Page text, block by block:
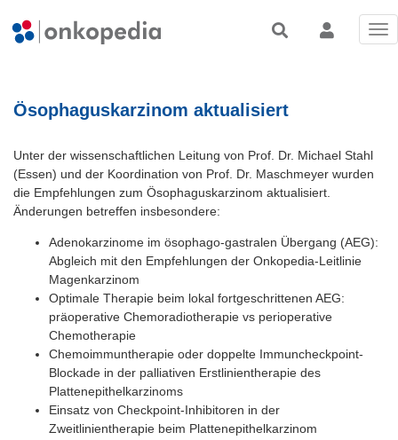
Ösophaguskarzinom aktualisiert
Unter der wissenschaftlichen Leitung von Prof. Dr. Michael Stahl
(Essen) und der Koordination von Prof. Dr. Maschmeyer wurden
die Empfehlungen zum Ösophaguskarzinom aktualisiert.
Änderungen betreffen insbesondere:
Adenokarzinome im ösophago-gastralen Übergang (AEG):
Abgleich mit den Empfehlungen der Onkopedia-Leitlinie
Magenkarzinom
Optimale Therapie beim lokal fortgeschrittenen AEG:
präoperative Chemoradiotherapie vs perioperative
Chemotherapie
Chemoimmuntherapie oder doppelte Immuncheckpoint-
Blockade in der palliativen Erstlinientherapie des
Plattenepithelkarzinoms
Einsatz von Checkpoint-Inhibitoren in der
Zweitlinientherapie beim Plattenepithelkarzinom